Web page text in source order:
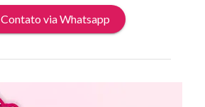
Contato via Whatsapp